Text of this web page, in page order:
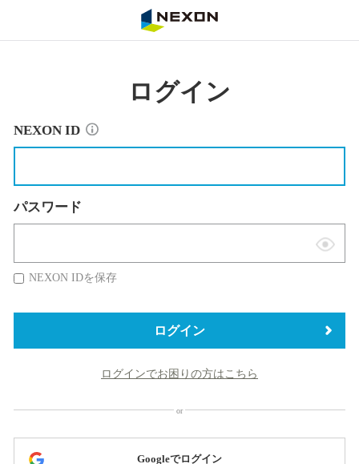
ログイン
NEXON ID
パスワード
表
替
NEXON IDを保存
ログイン
ログインでお困りの方はこちら
Googleでログイン